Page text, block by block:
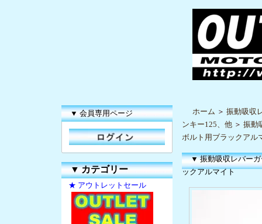
▼ 会員専用ページ
▼カテゴリー
★ アウトレットセール
ホーム ＞ 振動吸収
ンキー125、他 ＞ 振動
ボルト用ブラックアル
▼ 振動吸収レバー
ックアルマイト